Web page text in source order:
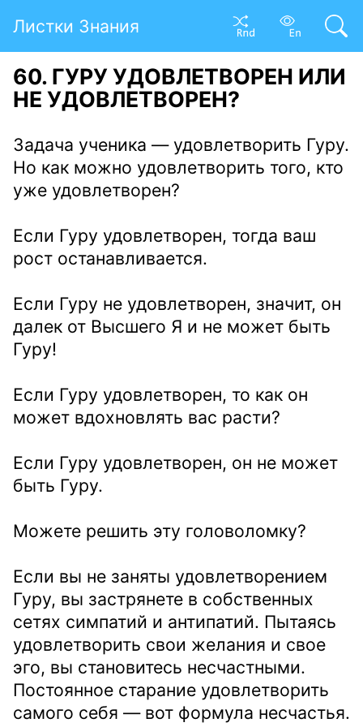
Листки Знания
60. ГУРУ УДОВЛЕТВОРЕН ИЛИ
НЕ УДОВЛЕТВОРЕН?
Задача ученика — удовлетворить Гуру.
Но как можно удовлетворить того, кто
уже удовлетворен?
Если Гуру удовлетворен, тогда ваш
рост останавливается.
Если Гуру не удовлетворен, значит, он
далек от Высшего Я и не может быть
Гуру!
Если Гуру удовлетворен, то как он
может вдохновлять вас расти?
Если Гуру удовлетворен, он не может
быть Гуру.
Можете решить эту головоломку?
Если вы не заняты удовлетворением
Гуру, вы застрянете в собственных
сетях симпатий и антипатий. Пытаясь
удовлетворить свои желания и свое
эго, вы становитесь несчастными.
Постоянное старание удовлетворить
самого себя — вот формула несчастья.